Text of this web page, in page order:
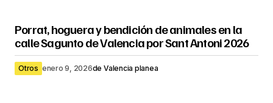
Porrat, hoguera y bendición de animales en la
calle Sagunto de Valencia por Sant Antoni 2026
Otros enero 9, 2026de Valencia planea